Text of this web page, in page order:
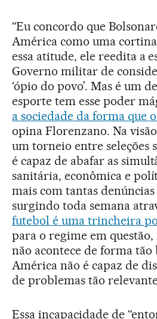
“Eu concordo que
América como uma
essa atitude, ele reedita a
Governo militar de
‘ópio do povo’. Mas é um
esporte tem esse poder
a sociedade da forma que
opina Florenzano. Na
um torneio entre seleções
é capaz de abafar as
sanitária, econômica e
mais com tantas
surgindo toda semana
futebol é uma trincheira
para o regime em questão,
não acontece de forma tão
América não é capaz de
de problemas tão
Essa incapacidade de